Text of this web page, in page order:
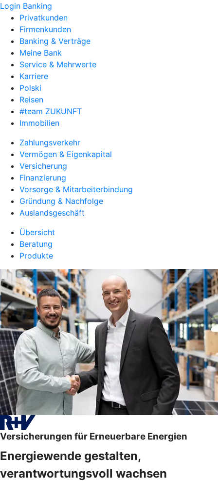
Login Banking
Privatkunden
Firmenkunden
Banking & Verträge
Meine Bank
Service & Mehrwerte
Karriere
Polski
Reisen
#team ZUKUNFT
Immobilien
Zahlungsverkehr
Vermögen & Eigenkapital
Versicherung
Finanzierung
Vorsorge & Mitarbeiterbindung
Gründung & Nachfolge
Auslandsgeschäft
Übersicht
Beratung
Produkte
Versicherungen für Erneuerbare Energien
Energiewende gestalten,
verantwortungsvoll wachsen